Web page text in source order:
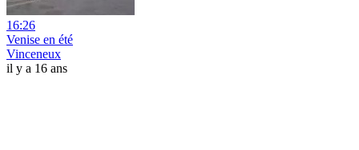
16:26
Venise en été
Vinceneux
il y a 16 ans